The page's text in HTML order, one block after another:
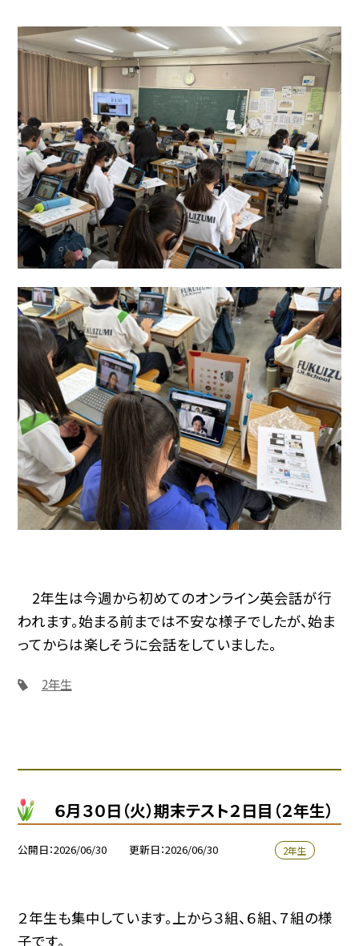
2年生は今週から初めてのオンライン英会話が行
われます。始まる前までは不安な様子でしたが、始ま
ってからは楽しそうに会話をしていました。
2年生
６月３０日（火）期末テスト２日目（２年生）
公開日 2026/06/30 更新日 2026/06/30 2年生
２年生も集中しています。上から３組、６組、７組の様
子です。